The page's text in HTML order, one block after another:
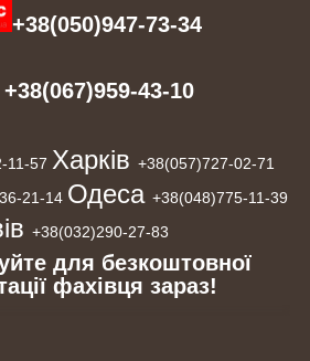
+38(050)947-73-34
43-10
11-57 Харків +38(057)727-02-71
21-14 Одеса +38(048)775-11-39
+38(032)290-27-83
для безкоштовної
фахівця зараз!